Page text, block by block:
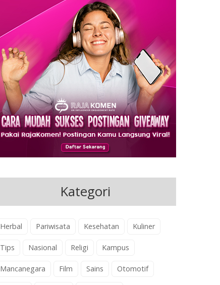
Kategori
Herbal Pariwisata Kesehatan Kuliner
Tips Nasional Religi Kampus
Mancanegara Film Sains Otomotif